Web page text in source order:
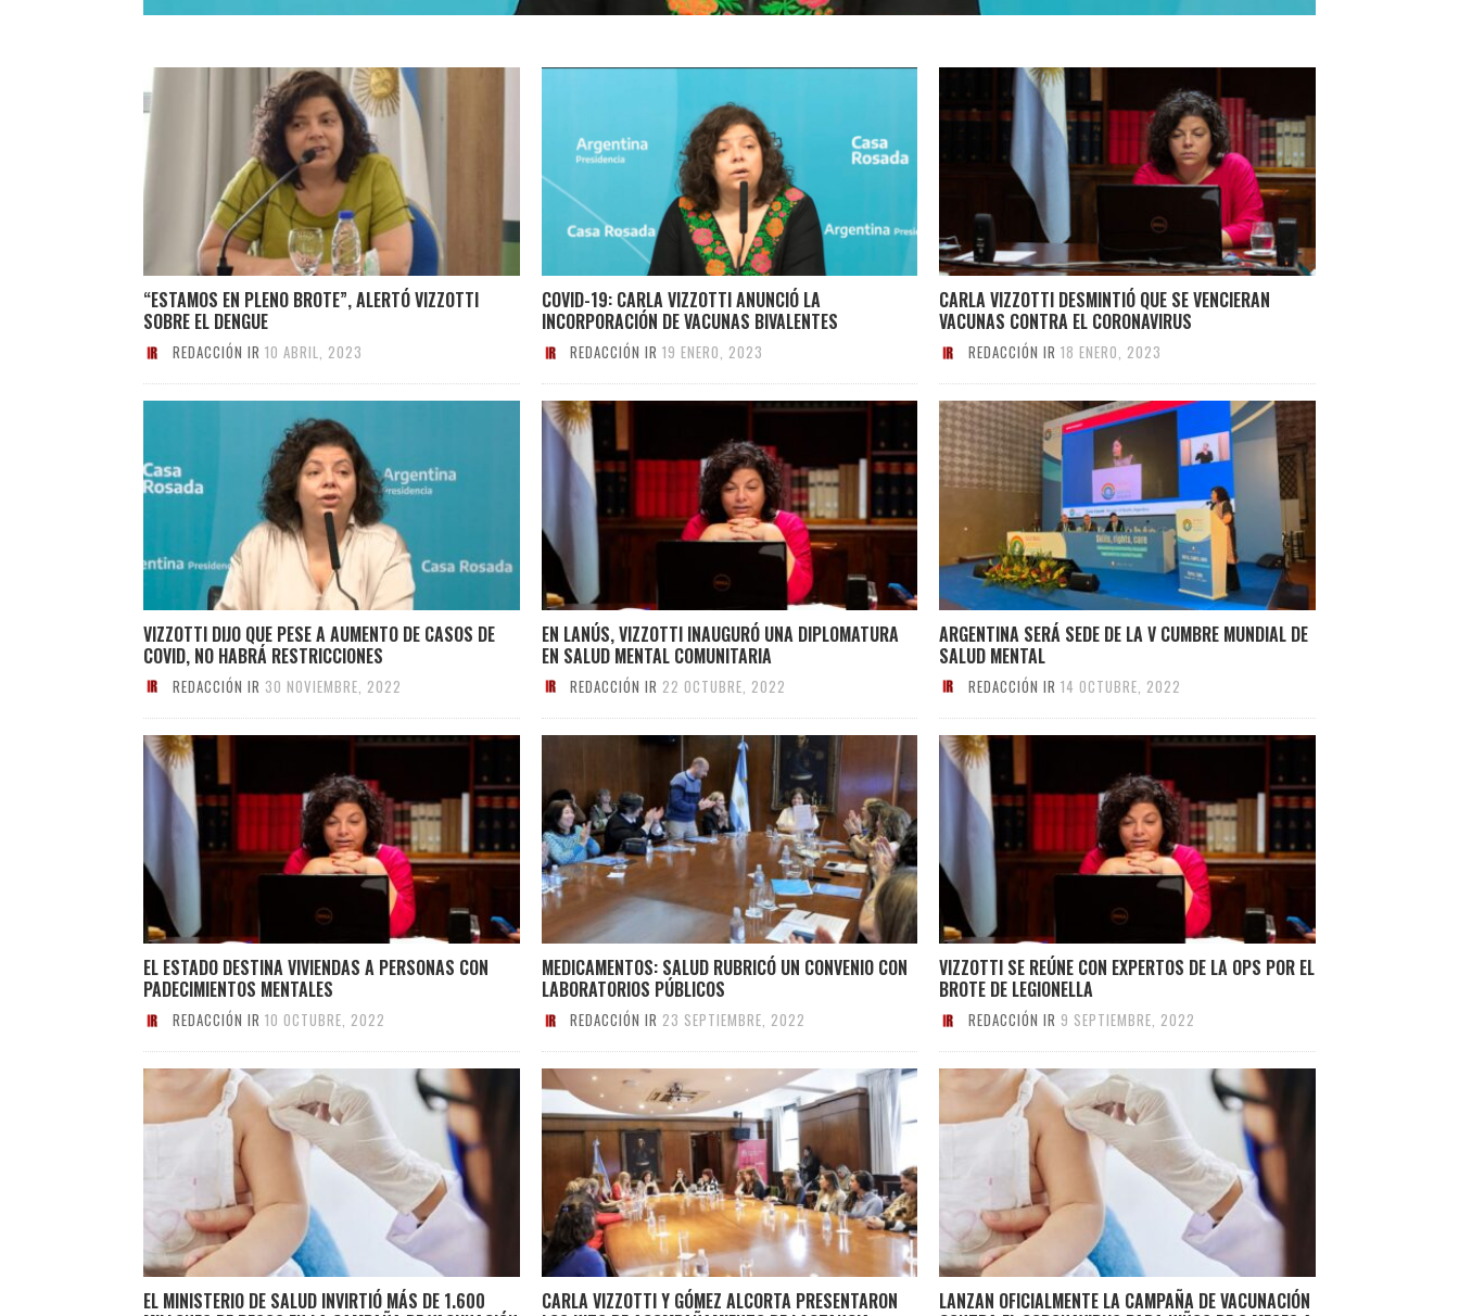
“ESTAMOS EN PLENO BROTE”, ALERTÓ VIZZOTTI
SOBRE EL DENGUE
REDACCIÓN IR 10 ABRIL, 2023
COVID-19: CARLA VIZZOTTI ANUNCIÓ LA
INCORPORACIÓN DE VACUNAS BIVALENTES
REDACCIÓN IR 19 ENERO, 2023
CARLA VIZZOTTI DESMINTIÓ QUE SE VENCIERAN
VACUNAS CONTRA EL CORONAVIRUS
REDACCIÓN IR 18 ENERO, 2023
VIZZOTTI DIJO QUE PESE A AUMENTO DE CASOS DE
COVID, NO HABRÁ RESTRICCIONES
REDACCIÓN IR 30 NOVIEMBRE, 2022
EN LANÚS, VIZZOTTI INAUGURÓ UNA DIPLOMATURA
EN SALUD MENTAL COMUNITARIA
REDACCIÓN IR 22 OCTUBRE, 2022
ARGENTINA SERÁ SEDE DE LA V CUMBRE MUNDIAL DE
SALUD MENTAL
REDACCIÓN IR 14 OCTUBRE, 2022
EL ESTADO DESTINA VIVIENDAS A PERSONAS CON
PADECIMIENTOS MENTALES
REDACCIÓN IR 10 OCTUBRE, 2022
MEDICAMENTOS: SALUD RUBRICÓ UN CONVENIO CON
LABORATORIOS PÚBLICOS
REDACCIÓN IR 23 SEPTIEMBRE, 2022
VIZZOTTI SE REÚNE CON EXPERTOS DE LA OPS POR EL
BROTE DE LEGIONELLA
REDACCIÓN IR 9 SEPTIEMBRE, 2022
EL MINISTERIO DE SALUD INVIRTIÓ MÁS DE 1.600
CARLA VIZZOTTI Y GÓMEZ ALCORTA PRESENTARON
LANZAN OFICIALMENTE LA CAMPAÑA DE VACUNACIÓN